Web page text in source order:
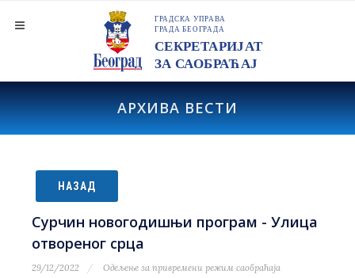
АРХИВА ВЕСТИ
НАЗАД
Сурчин новогодишњи програм - Улица
отвореног срца
29/12/2022 Одељење за привремени режим саобраћаја